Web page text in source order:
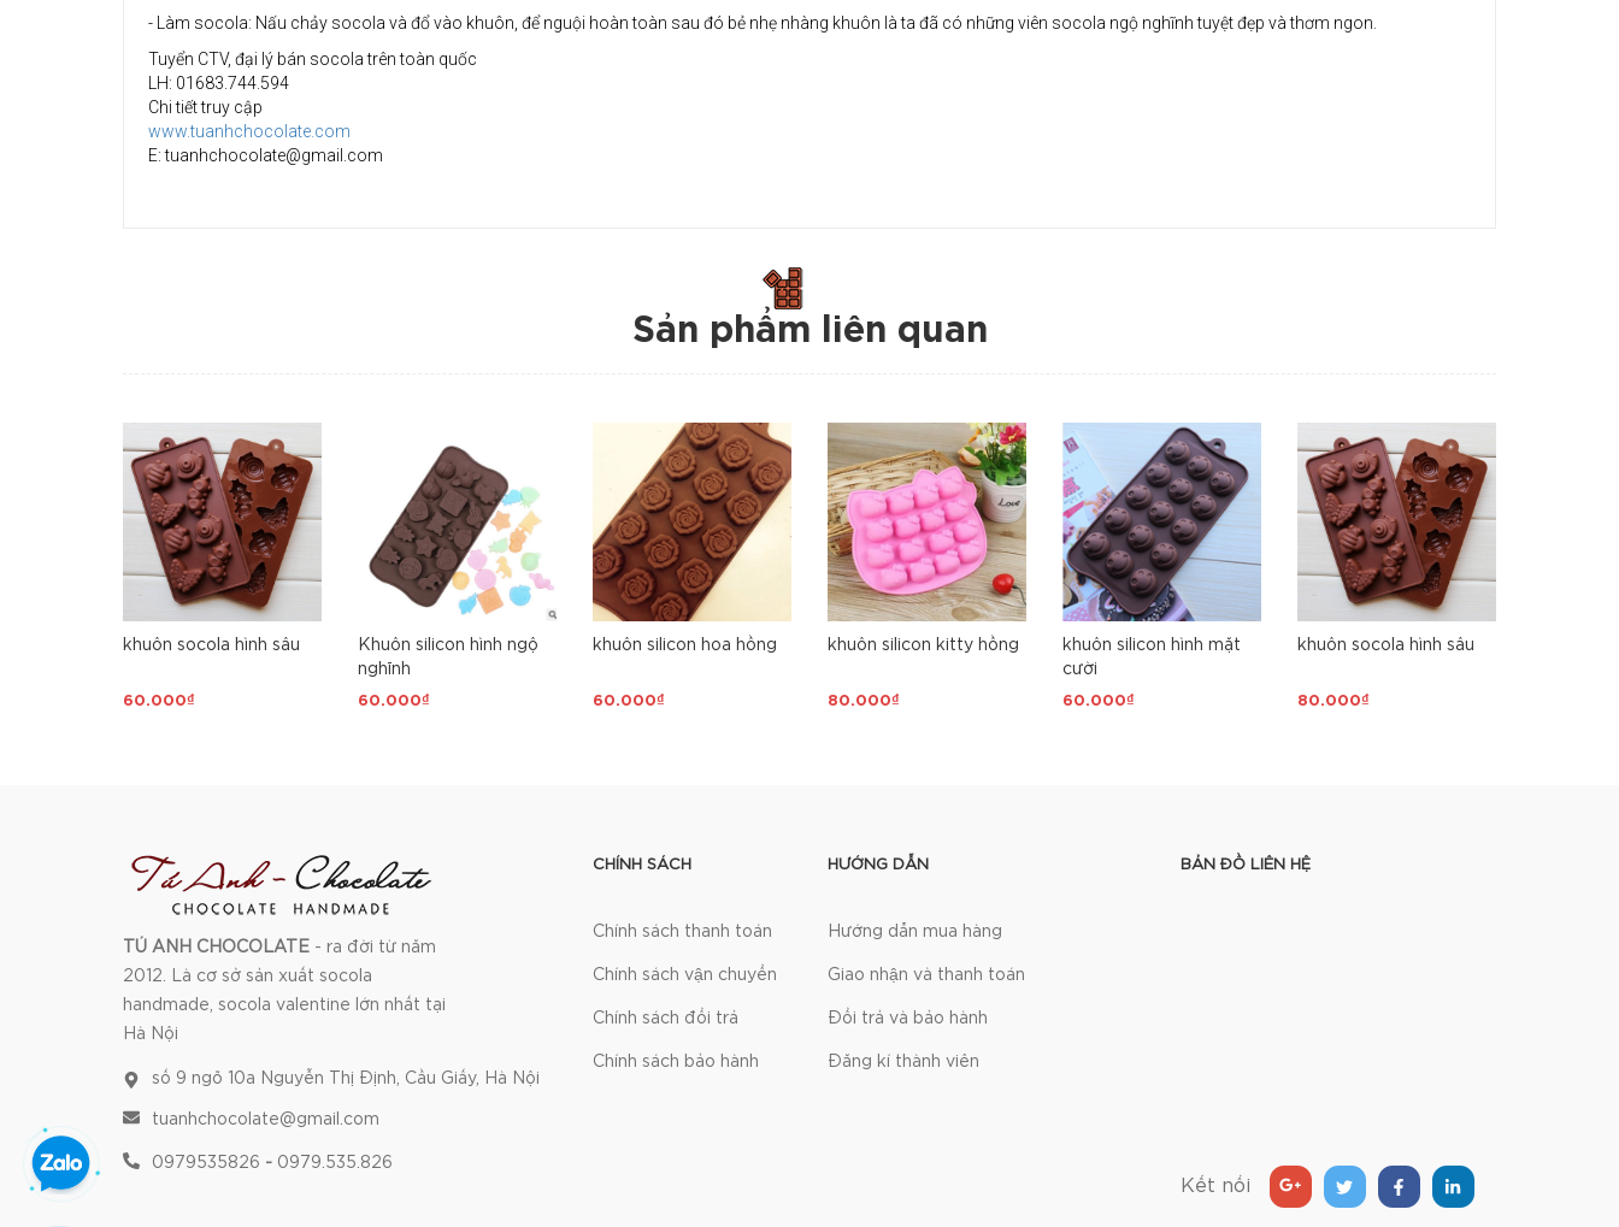
- Làm socola: Nấu chảy socola và đổ vào khuôn, để nguội hoàn toàn sau đó bẻ nhẹ nhàng khuôn là ta đã có những viên socola ngộ nghĩnh tuyệt đẹp và thơm ngon.
Tuyển CTV, đại lý bán socola trên toàn quốc
LH: 01683.744.594
Chi tiết truy cập
www.tuanhchocolate.com
E: tuanhchocolate@gmail.com
Sản phẩm liên quan
khuôn socola hình sâu
60.000₫
Khuôn silicon hình ngộ
nghĩnh
60.000₫
khuôn silicon hoa hồng
60.000₫
khuôn silicon kitty hồng
80.000₫
khuôn silicon hình mặt
cười
60.000₫
khuôn socola hình sâu
80.000₫
TÚ ANH CHOCOLATE - ra đời từ năm
2012. Là cơ sở sản xuất socola
handmade, socola valentine lớn nhất tại
Hà Nội
số 9 ngõ 10a Nguyễn Thị Định, Cầu Giấy, Hà Nội
tuanhchocolate@gmail.com
0979535826 - 0979.535.826
CHÍNH SÁCH
Chính sách thanh toán
Chính sách vận chuyển
Chính sách đổi trả
Chính sách bảo hành
HƯỚNG DẪN
Hướng dẫn mua hàng
Giao nhận và thanh toán
Đổi trả và bảo hành
Đăng kí thành viên
BẢN ĐỒ LIÊN HỆ
Kết nối